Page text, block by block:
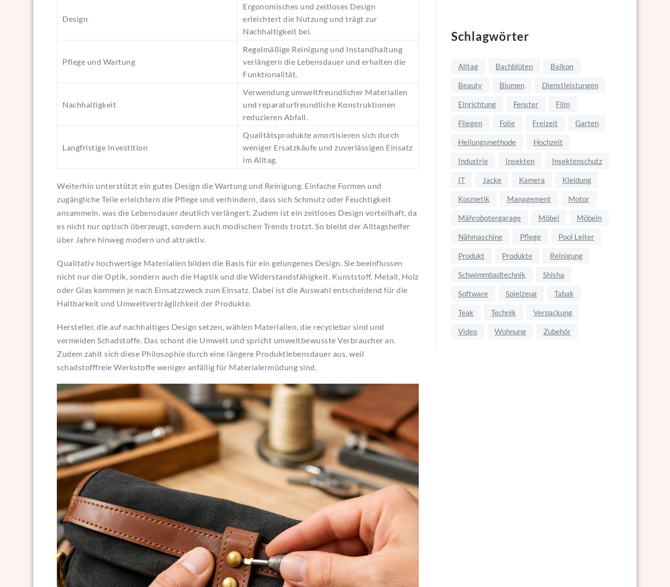
Design
Ergonomisches und zeitloses Design
erleichtert die Nutzung und trägt zur
Nachhaltigkeit bei.
Pflege und Wartung
Regelmäßige Reinigung und Instandhaltung
verlängern die Lebensdauer und erhalten die
Funktionalität.
Nachhaltigkeit
Verwendung umweltfreundlicher Materialien
und reparaturfreundliche Konstruktionen
reduzieren Abfall.
Langfristige Investition
Qualitätsprodukte amortisieren sich durch
weniger Ersatzkäufe und zuverlässigen Einsatz
im Alltag.
Weiterhin unterstützt ein gutes Design die Wartung und Reinigung. Einfache Formen und
zugängliche Teile erleichtern die Pflege und verhindern, dass sich Schmutz oder Feuchtigkeit
ansammeln, was die Lebensdauer deutlich verlängert. Zudem ist ein zeitloses Design vorteilhaft, da
es nicht nur optisch überzeugt, sondern auch modischen Trends trotzt. So bleibt der Alltagshelfer
über Jahre hinweg modern und attraktiv.
Qualitativ hochwertige Materialien bilden die Basis für ein gelungenes Design. Sie beeinflussen
nicht nur die Optik, sondern auch die Haptik und die Widerstandsfähigkeit. Kunststoff, Metall, Holz
oder Glas kommen je nach Einsatzzweck zum Einsatz. Dabei ist die Auswahl entscheidend für die
Haltbarkeit und Umweltverträglichkeit der Produkte.
Hersteller, die auf nachhaltiges Design setzen, wählen Materialien, die recyclebar sind und
vermeiden Schadstoffe. Das schont die Umwelt und spricht umweltbewusste Verbraucher an.
Zudem zahlt sich diese Philosophie durch eine längere Produktlebensdauer aus, weil
schadstofffreie Werkstoffe weniger anfällig für Materialermüdung sind.
Schlagwörter
Alltag Bachblüten Balkon
Beauty Blumen Dienstleistungen
Einrichtung Fenster Film
Fliegen Folie Freizeit Garten
Heilungsmethode Hochzeit
Industrie Insekten Insektenschutz
IT Jacke Kamera Kleidung
Kosmetik Management Motor
Mährobotergarage Möbel Möbeln
Nähmaschine Pflege Pool Leiter
Produkt Produkte Reinigung
Schwimmbadtechnik Shisha
Software Spielzeug Tabak
Teak Technik Verpackung
Video Wohnung Zubehör